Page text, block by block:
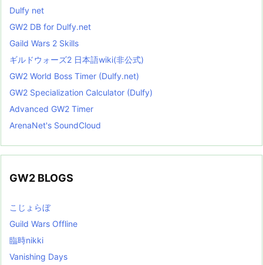
Dulfy net
GW2 DB for Dulfy.net
Gaild Wars 2 Skills
ギルドウォーズ2 日本語wiki(非公式)
GW2 World Boss Timer (Dulfy.net)
GW2 Specialization Calculator (Dulfy)
Advanced GW2 Timer
ArenaNet's SoundCloud
GW2 BLOGS
こじょらぼ
Guild Wars Offline
臨時nikki
Vanishing Days